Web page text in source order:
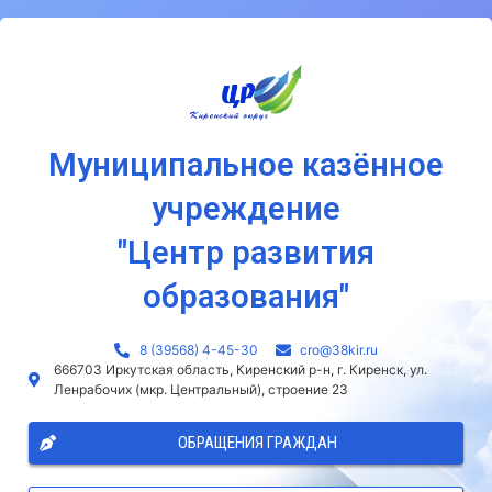
Муниципальное казённое
учреждение
"Центр развития
образования"
8 (39568) 4-45-30
сro@38kir.ru
666703 Иркутская область, Киренский р-н, г. Киренск, ул.
Ленрабочих (мкр. Центральный), строение 23
ОБРАЩЕНИЯ ГРАЖДАН